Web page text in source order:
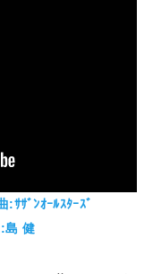
ｻｻﾞﾝｵｰﾙｽﾀｰｽﾞ
島 健